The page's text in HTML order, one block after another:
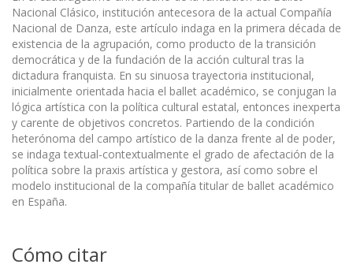
Nacional Clásico, institución antecesora de la actual Compañía
Nacional de Danza, este artículo indaga en la primera década de
existencia de la agrupación, como producto de la transición
democrática y de la fundación de la acción cultural tras la
dictadura franquista. En su sinuosa trayectoria institucional,
inicialmente orientada hacia el ballet académico, se conjugan la
lógica artística con la política cultural estatal, entonces inexperta
y carente de objetivos concretos. Partiendo de la condición
heterónoma del campo artístico de la danza frente al de poder,
se indaga textual-contextualmente el grado de afectación de la
política sobre la praxis artística y gestora, así como sobre el
modelo institucional de la compañía titular de ballet académico
en España.
Cómo citar